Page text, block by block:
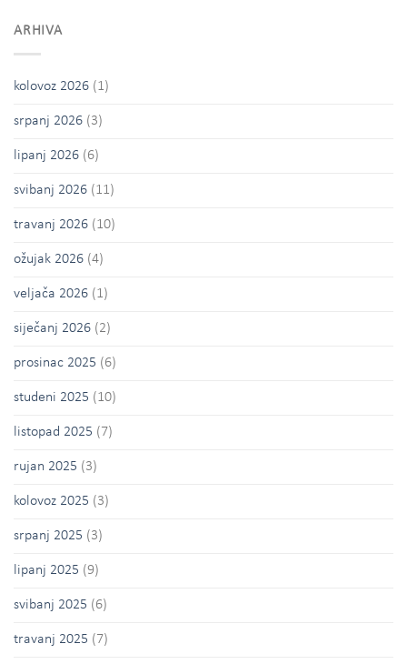
ARHIVA
kolovoz 2026 (1)
srpanj 2026 (3)
lipanj 2026 (6)
svibanj 2026 (11)
travanj 2026 (10)
ožujak 2026 (4)
veljača 2026 (1)
siječanj 2026 (2)
prosinac 2025 (6)
studeni 2025 (10)
listopad 2025 (7)
rujan 2025 (3)
kolovoz 2025 (3)
srpanj 2025 (3)
lipanj 2025 (9)
svibanj 2025 (6)
travanj 2025 (7)